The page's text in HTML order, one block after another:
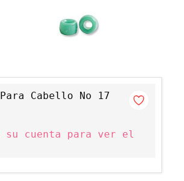
Cabello No 17
su cuenta para ver el